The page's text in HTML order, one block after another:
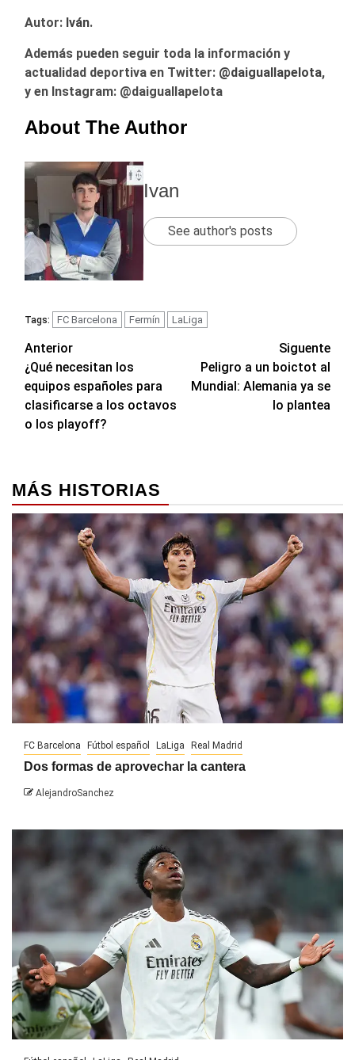
Autor: Iván.
Además pueden seguir toda la información y
actualidad deportiva en Twitter: @daiguallapelota,
y en Instagram: @daiguallapelota
About The Author
Ivan
See author's posts
Tags: FC Barcelona Fermín LaLiga
Navegación
de
entradas
Anterior
¿Qué necesitan los
equipos españoles para
clasificarse a los octavos
o los playoff?
Siguente
Peligro a un boictot al
Mundial: Alemania ya se
lo plantea
MÁS HISTORIAS
FC Barcelona Fútbol español LaLiga Real Madrid
Dos formas de aprovechar la cantera
AlejandroSanchez